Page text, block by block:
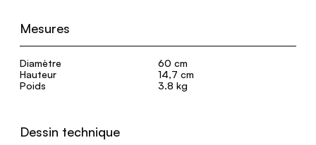
Mesures
Diamètre
60 cm
Hauteur
14,7 cm
Poids
3.8 kg
Dessin technique